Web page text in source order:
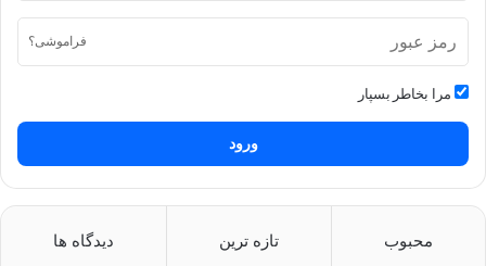
فراموشی؟
مرا بخاطر بسپار
ورود
محبوب تازه ترین دیدگاه ها